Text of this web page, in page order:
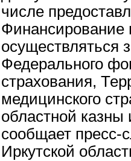
числе
Финансирование
осуществляться
Федерального
страхования,
медицинского
областной
сообщает пресс-
Иркутской